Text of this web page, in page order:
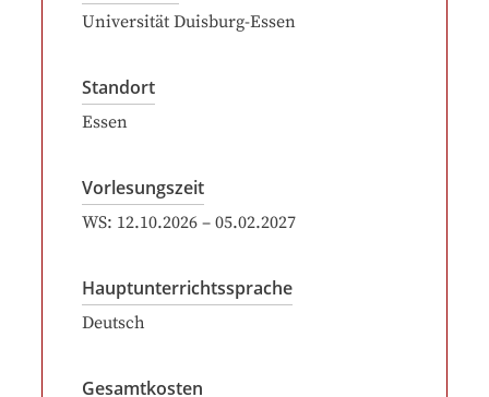
Universität Duisburg-Essen
Standort
Essen
Vorlesungszeit
WS: 12.10.2026 – 05.02.2027
Hauptunterrichtssprache
Deutsch
Gesamtkosten